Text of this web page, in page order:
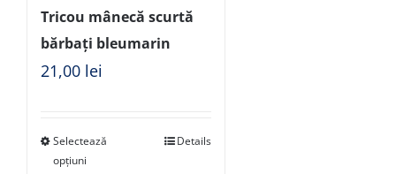
Tricou mânecă scurtă
bărbați bleumarin
21,00 lei
Selectează
opțiuni
Details